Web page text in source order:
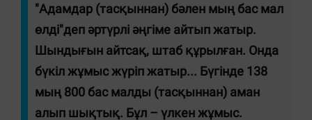
"Адамдар (тасқыннан) бәлен мың бас мал
өлді"деп әртүрлі әңгіме айтып жатыр.
Шындығын айтсақ, штаб құрылған. Онда
бүкіл жұмыс жүріп жатыр... Бүгінде 138
мың 800 бас малды (тасқыннан) аман
алып шықтық. Бұл – үлкен жұмыс.